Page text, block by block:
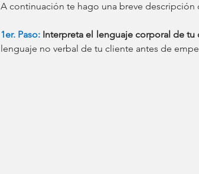
A continuación te hago una breve descripción
1er. Paso: Interpreta el lenguaje corporal de tu
lenguaje no verbal de tu cliente antes de